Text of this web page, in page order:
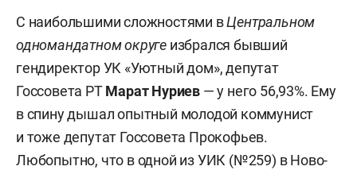
С наибольшими сложностями вЦентральном
одномандатном округе избрался бывший
гендиректор УК «Уютный дом», депутат
Госсовета РТМарат Нуриев — у него 56,93%. Ему
в спину дышал опытный молодой коммунист
и тоже депутат Госсовета Прокофьев.
Любопытно, что в одной из УИК (№259) в Ново-